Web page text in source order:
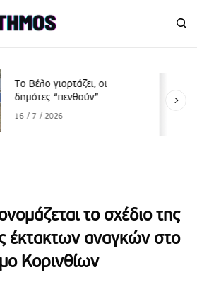
γιορτάζει, οι
“πενθούν”
/ 2026
το σχέδιο της
έκτακτων αναγκών στο
Κορινθίων